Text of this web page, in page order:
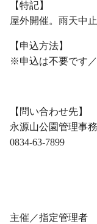
【特記】
屋外開催。雨天中
【申込方法】
※申込は不要です
【問い合わせ先】
永源山公園管理事
0834-63-7899
主催／指定管理者